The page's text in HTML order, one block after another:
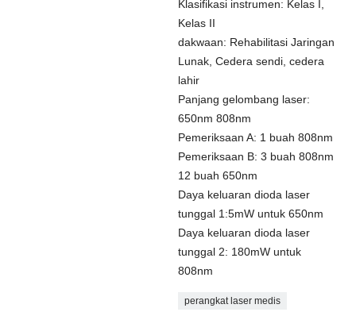
Klasifikasi instrumen: Kelas I,
Kelas II
dakwaan: Rehabilitasi Jaringan
Lunak, Cedera sendi, cedera
lahir
Panjang gelombang laser:
650nm 808nm
Pemeriksaan A: 1 buah 808nm
Pemeriksaan B: 3 buah 808nm
12 buah 650nm
Daya keluaran dioda laser
tunggal 1:5mW untuk 650nm
Daya keluaran dioda laser
tunggal 2: 180mW untuk
808nm
perangkat laser medis